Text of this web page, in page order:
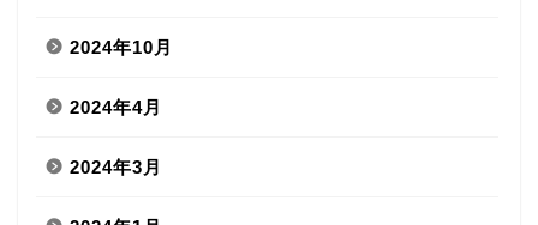
2024年10月
2024年4月
2024年3月